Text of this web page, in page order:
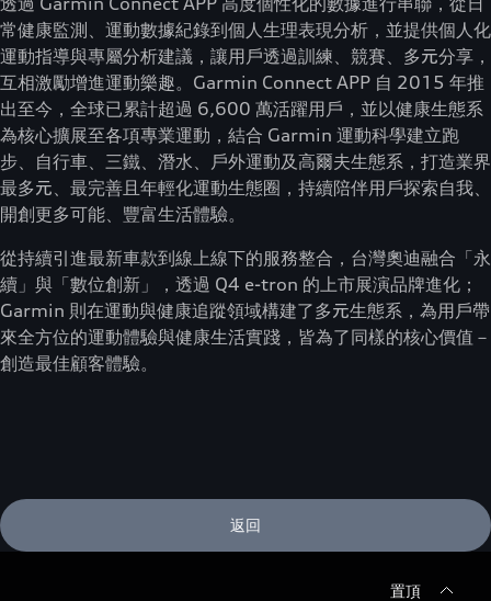
常健康監測、運動數據紀錄到個人生理表現分析，並提供個人化
運動指導與專屬分析建議，讓用戶透過訓練、競賽、多元分享，
互相激勵增進運動樂趣。Garmin Connect APP 自 2015 年推
出至今，全球已累計超過 6,600 萬活躍用戶，並以健康生態系
為核心擴展至各項專業運動，結合 Garmin 運動科學建立跑
步、自行車、三鐵、潛水、戶外運動及高爾夫生態系，打造業界
最多元、最完善且年輕化運動生態圈，持續陪伴用戶探索自我、
開創更多可能、豐富生活體驗。
從持續引進最新車款到線上線下的服務整合，台灣奧迪融合「永
續」與「數位創新」，透過 Q4 e-tron 的上市展演品牌進化；
Garmin 則在運動與健康追蹤領域構建了多元生態系，為用戶帶
來全方位的運動體驗與健康生活實踐，皆為了同樣的核心價值－
創造最佳顧客體驗。
返回
置頂